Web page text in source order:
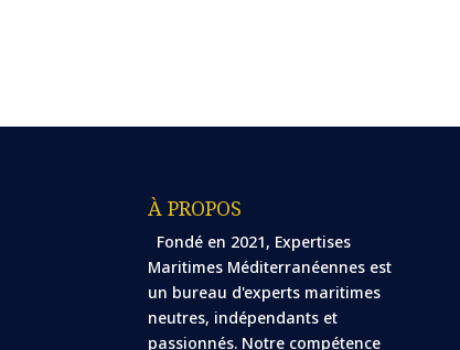
À PROPOS
Fondé en 2021, Expertises
Maritimes Méditerranéennes est
un bureau d'experts maritimes
neutres, indépendants et
passionnés. Notre compétence